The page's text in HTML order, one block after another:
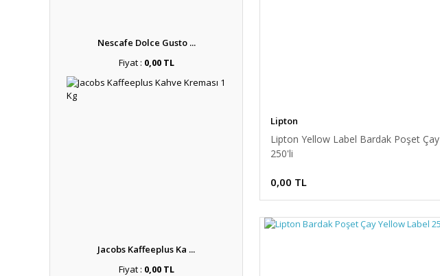
Nescafe Dolce Gusto ...
Fiyat : 0,00 TL
Jacobs Kaffeeplus Ka ...
Fiyat : 0,00 TL
Lipton
Lipton Yellow Label Bardak Poşet Çay
250'li
0,00 TL